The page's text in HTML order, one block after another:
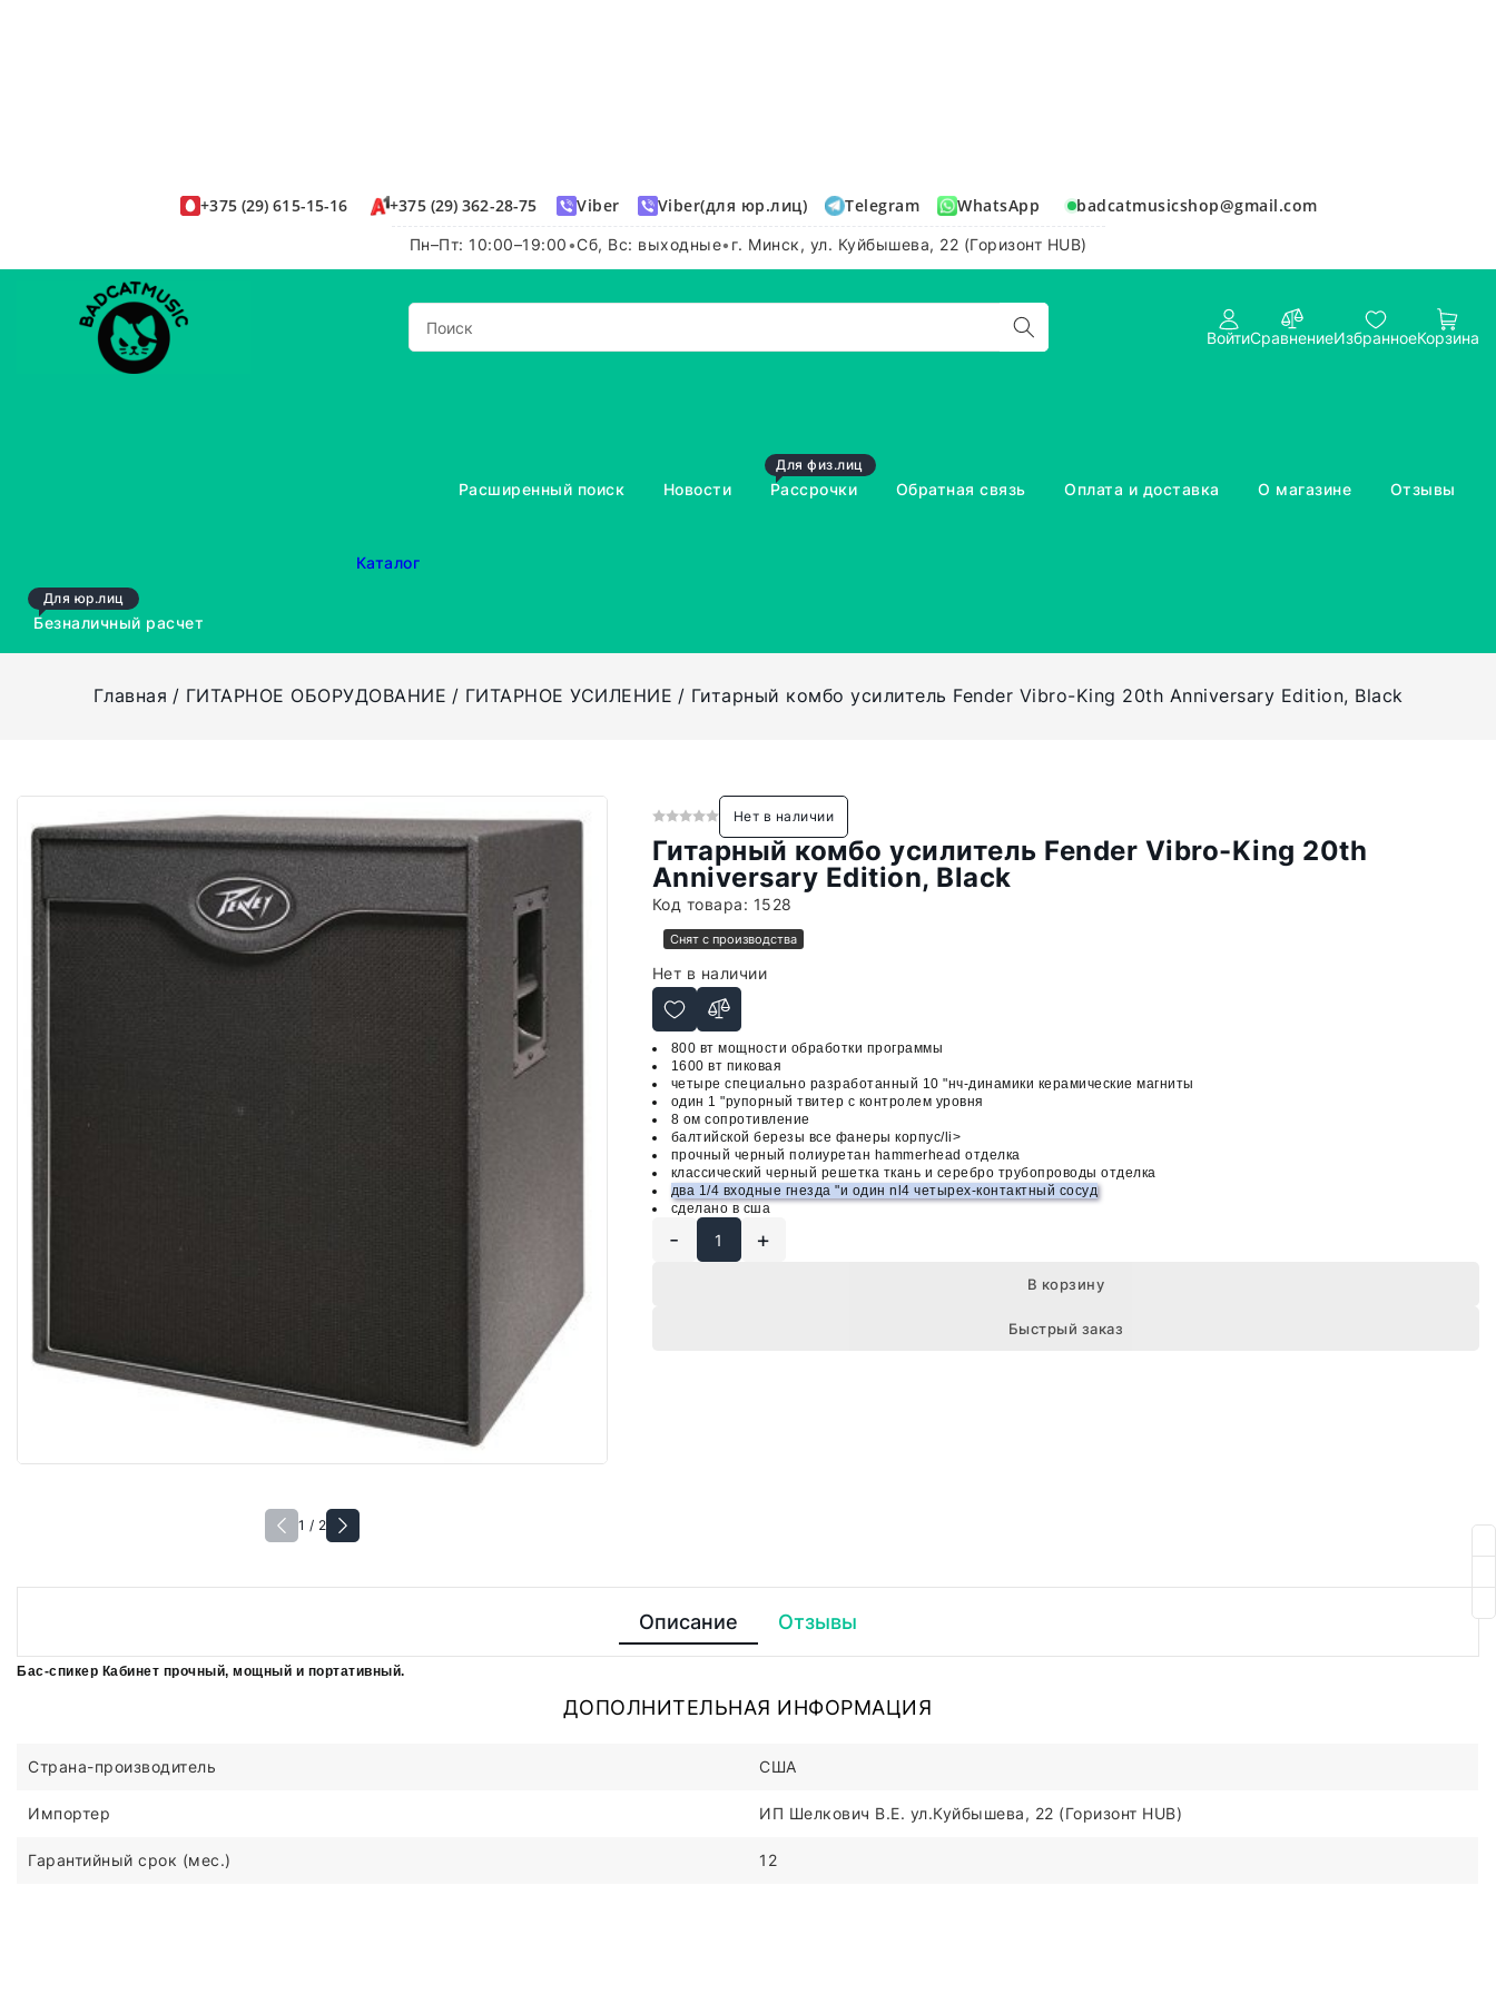
+375 (29) 615-15-16 +375 (29) 362-28-75 Viber Viber(для юр.лиц) Telegram WhatsApp badcatmusicshop@gmail.com
Пн–Пт: 10:00–19:00•Сб, Вс: выходные• г. Минск, ул. Куйбышева, 22 (Горизонт HUB)
ВойтиСравнениеИзбранноеКорзина
Каталог
Расширенный поиск Новости
Для физ.лиц
Рассрочки Обратная связь Оплата и доставка О магазине Отзывы
Для юр.лиц
Безналичный расчет
Главная ГИТАРНОЕ ОБОРУДОВАНИЕ ГИТАРНОЕ УСИЛЕНИЕ Гитарный комбо усилитель Fender Vibro-King 20th Anniversary Edition, Black
1 / 2
Нет в наличии
Гитарный комбо усилитель Fender Vibro-King 20th
Anniversary Edition, Black
Код товара: 1528
Снят с производства
Нет в наличии
800 вт мощности обработки программы
1600 вт пиковая
четыре специально разработанный 10 "нч-динамики керамические магниты
один 1 "рупорный твитер с контролем уровня
8 ом сопротивление
балтийской березы все фанеры корпус/li>
прочный черный полиуретан hammerhead отделка
классический черный решетка ткань и серебро трубопроводы отделка
два 1/4 входные гнезда "и один nl4 четырех-контактный сосуд
сделано в сша
- +
В корзину
Быстрый заказ
Описание Отзывы
Бас-спикер Кабинет прочный, мощный и портативный.
ДОПОЛНИТЕЛЬНАЯ ИНФОРМАЦИЯ
Страна-производитель США
Импортер ИП Шелкович В.Е. ул.Куйбышева, 22 (Горизонт HUB)
Гарантийный срок (мес.) 12